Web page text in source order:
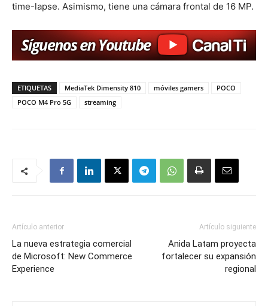
time-lapse. Asimismo, tiene una cámara frontal de 16 MP.
ETIQUETAS MediaTek Dimensity 810 móviles gamers
POCO
POCO M4 Pro 5G
streaming
Artículo anterior
La nueva estrategia comercial
de Microsoft: New Commerce
Experience
Artículo siguiente
Anida Latam proyecta
fortalecer su expansión
regional